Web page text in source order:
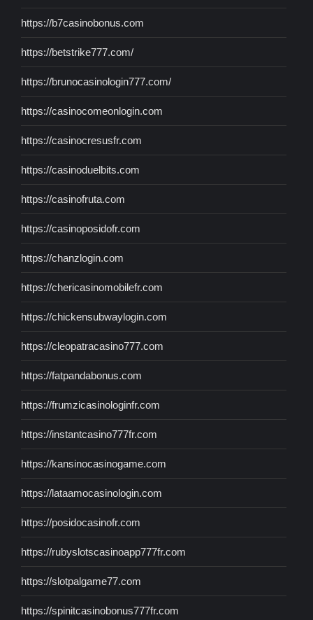
https://b7casinobonus.com
https://betstrike777.com/
https://brunocasinologin777.com/
https://casinocomeonlogin.com
https://casinocresusfr.com
https://casinoduelbits.com
https://casinofruta.com
https://casinoposidofr.com
https://chanzlogin.com
https://chericasinomobilefr.com
https://chickensubwaylogin.com
https://cleopatracasino777.com
https://fatpandabonus.com
https://frumzicasinologinfr.com
https://instantcasino777fr.com
https://kansinocasinogame.com
https://lataamocasinologin.com
https://posidocasinofr.com
https://rubyslotscasinoapp777fr.com
https://slotpalgame77.com
https://spinitcasinobonus777fr.com